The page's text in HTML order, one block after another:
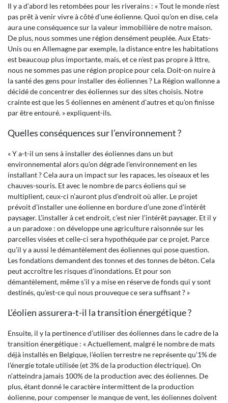
Il y a d’abord les retombées pour les riverains : « Tout le monde n’est
pas prêt à venir vivre à côté d’une éolienne. Quoi qu’on en dise, cela
aura une conséquence sur la valeur immobilière de notre maison.
De plus, nous sommes une région densément peuplée. Aux Etats-
Unis ou en Allemagne par exemple, la distance entre les habitations
est beaucoup plus importante, mais, et ce n’est pas propre à Ittre,
nous ne sommes pas une région propice pour cela. Doit-on nuire à
la santé des gens pour installer des éoliennes ? La Région wallonne a
décidé de concentrer des éoliennes sur des sites choisis. Notre
crainte est que les 5 éoliennes en amènent d’autres et qu’on finisse
par être entouré. » expliquent-ils.
Quelles conséquences sur l’environnement ?
« Y a-t-il un sens à installer des éoliennes dans un but
environnemental alors qu’on dégrade l’environnement en les
installant ? Cela aura un impact sur les rapaces, les oiseaux et les
chauves-souris. Et avec le nombre de parcs éoliens qui se
multiplient, ceux-ci n’auront plus d’endroit où aller. Le projet
prévoit d’installer une éolienne en bordure d’une zone d’intérêt
paysager. L’installer à cet endroit, c’est nier l’intérêt paysager. Et il y
a un paradoxe : on développe une agriculture raisonnée sur les
parcelles visées et celle-ci sera hypothéquée par ce projet. Parce
qu’il y a aussi le démantèlement des éoliennes qui pose question.
Les fondations demandent des tonnes et des tonnes de béton. Cela
peut accroître les risques d’inondations. Et pour son
démantèlement, même s’il y a mise en réserve de fonds qui y sont
destinés, qu’est-ce qui nous prouveque ce sera suffisant ? »
L’éolien assurera-t-il la transition énergétique ?
Ensuite, il y la pertinence d’utiliser des éoliennes dans le cadre de la
transition énergétique : « Actuellement, malgré le nombre de mats
déjà installés en Belgique, l’éolien terrestre ne représente qu’1% de
l’énergie totale utilisée (et 3% de la production électrique). On
n’atteindra jamais 100% de la production avec des éoliennes. De
plus, étant donné le caractère intermittent de la production
éolienne, pour compenser le manque de vent, les éoliennes doivent